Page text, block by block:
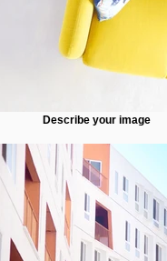
Describe your image